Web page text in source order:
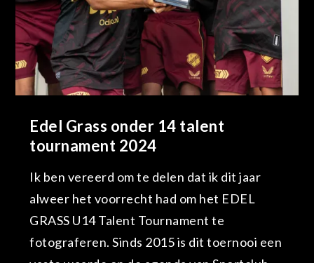
Edel Grass onder 14 talent
tournament 2024
Ik ben vereerd om te delen dat ik dit jaar
alweer het voorrecht had om het EDEL
GRASS U14 Talent Tournament te
fotograferen. Sinds 2015 is dit toernooi een